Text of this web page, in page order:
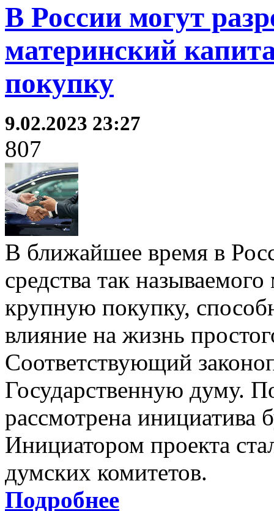
В России могут
материнский
покупку
9.02.2023 23:27
807
В ближайшее время в
средства так
крупную покупку,
влияние на жизнь
Соответствующий
Государственную думу.
рассмотрена инициатива
Инициатором проекта
думских комитетов.
Подробнее